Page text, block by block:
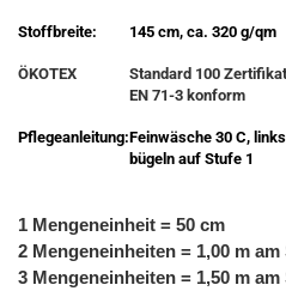
Stoffbreite: 145 cm, ca. 320 g/qm
ÖKOTEX
Standard 100
EN 71-3 konform
Pflegeanleitung:Feinwäsche 30 C,
bügeln auf Stufe 1
1 Mengeneinheit = 50 cm
2 Mengeneinheiten = 1,00 m am
3 Mengeneinheiten = 1,50 m am